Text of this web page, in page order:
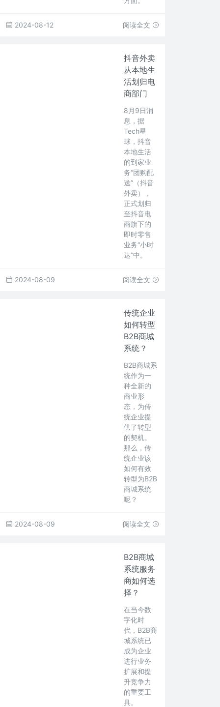
2024-08-12 阅读全文
抖音外卖
从本地生
活划归电
商部门
8月9日消
息，据
Tech星
球，抖音
本地生活
的到家业
务“团购配
送”（抖音
外卖），
正式划归
至抖音电
商旗下的
即时零售
业务“小时
达”中。
2024-08-09 阅读全文
传统企业
如何转型
B2B商城
系统？
B2B商城系
统作为一
种全新的
商业形
态，为传
统企业提
供了转型
的契机。
那么，传
统企业该
如何有效
转型为B2B
商城系统
呢？
2024-08-09 阅读全文
B2B商城
系统服务
商如何选
择？
在当今数
字化时
代，B2B商
城系统已
成为企业
进行业务
扩展和提
升竞争力
的重要工
具。